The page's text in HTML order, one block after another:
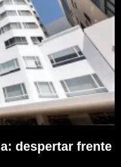
despertar frente